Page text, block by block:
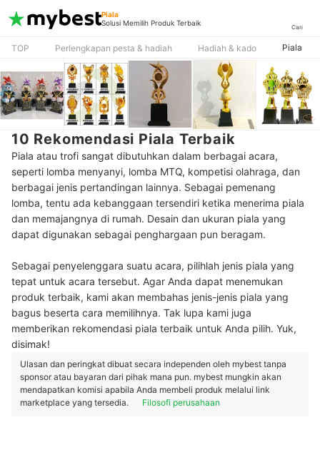
Piala
Solusi Memilih Produk Terbaik
Cari
TOP Perlengkapan pesta & hadiah Hadiah & kado Piala
10 Rekomendasi Piala Terbaik
Piala atau trofi sangat dibutuhkan dalam berbagai acara,
seperti lomba menyanyi, lomba MTQ, kompetisi olahraga, dan
berbagai jenis pertandingan lainnya. Sebagai pemenang
lomba, tentu ada kebanggaan tersendiri ketika menerima piala
dan memajangnya di rumah. Desain dan ukuran piala yang
dapat digunakan sebagai penghargaan pun beragam.
Sebagai penyelenggara suatu acara, pilihlah jenis piala yang
tepat untuk acara tersebut. Agar Anda dapat menemukan
produk terbaik, kami akan membahas jenis-jenis piala yang
bagus beserta cara memilihnya. Tak lupa kami juga
memberikan rekomendasi piala terbaik untuk Anda pilih. Yuk,
disimak!
Ulasan dan peringkat dibuat secara independen oleh mybest tanpa
sponsor atau bayaran dari pihak mana pun. mybest mungkin akan
mendapatkan komisi apabila Anda membeli produk melalui link
marketplace yang tersedia.
Filosofi perusahaan